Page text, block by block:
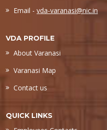
Email - vda-varanasi@nic.in
VDA PROFILE
About Varanasi
Varanasi Map
Contact us
QUICK LINKS